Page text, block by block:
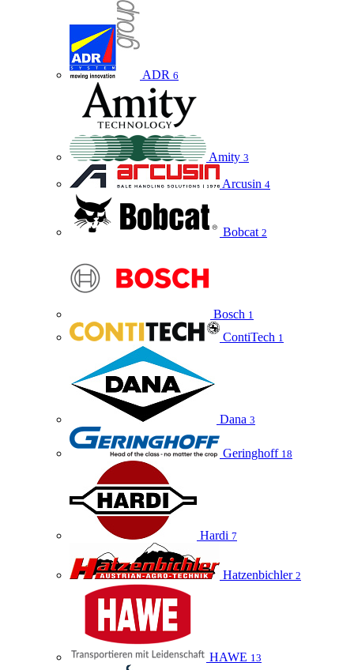
ADR 6
Amity 3
Arcusin 4
Bobcat 2
Bosch 1
ContiTech 1
Dana 3
Geringhoff 18
Hardi 7
Hatzenbichler 2
HAWE 13